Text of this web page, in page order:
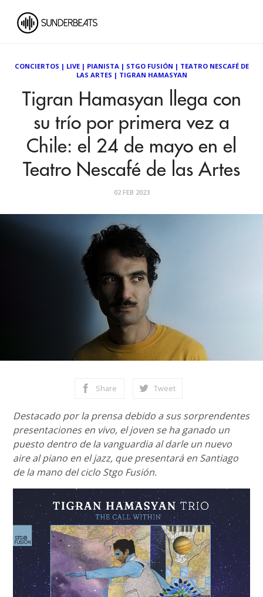
CONCIERTOS | LIVE| PIANISTA| STGO FUSIÓN | TEATRO NESCAFÉ DE
LAS ARTES | TIGRAN HAMASYAN
Tigran Hamasyan llega con
su trío por primera vez a
Chile: el 24 de mayo en el
Teatro Nescafé de las Artes
02 FEB 2023
Share Tweet
Destacado por la prensa debido a sus sorprendentes
presentaciones en vivo, el joven se ha ganado un
puesto dentro de la vanguardia al darle un nuevo
aire al piano en el jazz, que presentará en Santiago
de la mano del ciclo Stgo Fusión.